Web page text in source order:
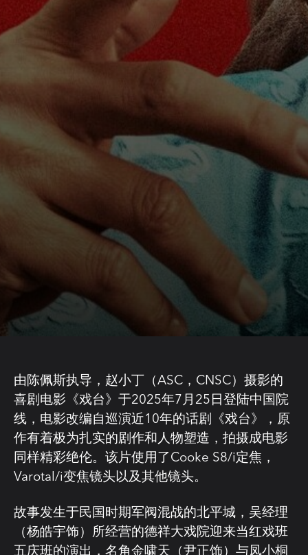
由陈佩斯执导，赵小丁（ASC，CNSC）摄影的
喜剧电影《戏台》于2025年7月25日登陆中国院
线，电影改编自巡演近10年的话剧《戏台》，原
作有着极为扎实的剧作和人物塑造，拍摄成电影
同样精彩绝伦。该片使用了Cooke S8/i定焦，
Varotal/i变焦镜头以及其他镜头。
故事发生于民国时期军阀混战的北平城，吴经理
（杨皓宇饰）所经营的德祥大戏院迎来当红戏班
五庆班的演出，名角金啸天（尹正饰）与凤小桐